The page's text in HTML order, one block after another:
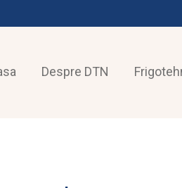
Despre DTN